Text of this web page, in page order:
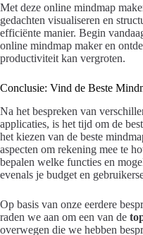
Met deze online mindmap
gedachten visualiseren en
efficiënte manier. Begin
online mindmap maker en
productiviteit kan vergroten.
Conclusie: Vind de Beste
Na het bespreken van
applicaties, is het tijd om de
het kiezen van de beste
aspecten om rekening mee te
bepalen welke functies en
evenals je budget en
Op basis van onze eerdere
raden we aan om een van de
overwegen die we hebben